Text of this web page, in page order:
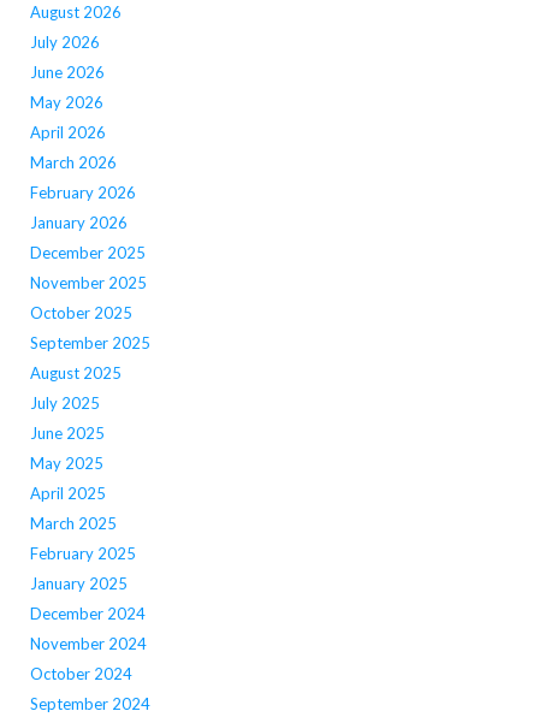
August 2026
July 2026
June 2026
May 2026
April 2026
March 2026
February 2026
January 2026
December 2025
November 2025
October 2025
September 2025
August 2025
July 2025
June 2025
May 2025
April 2025
March 2025
February 2025
January 2025
December 2024
November 2024
October 2024
September 2024